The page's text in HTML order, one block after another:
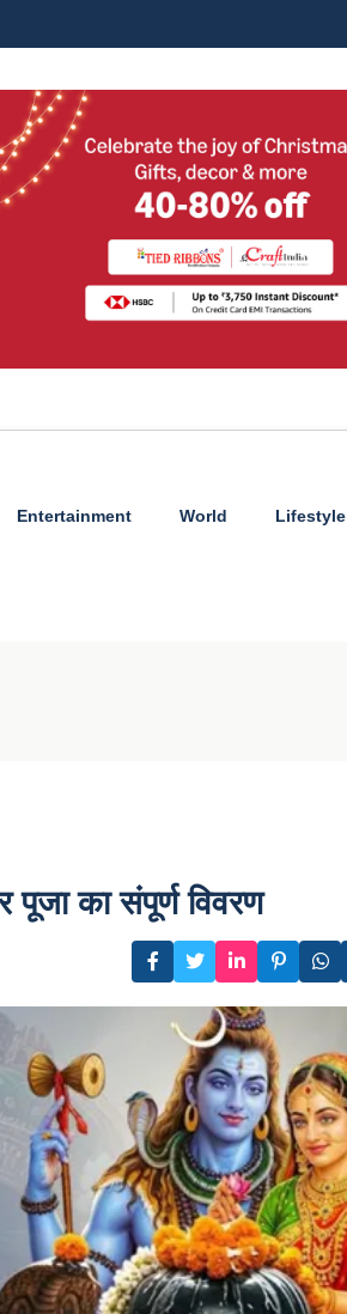
Entertainment World Lifestyle
पूजा का संपूर्ण विवरण